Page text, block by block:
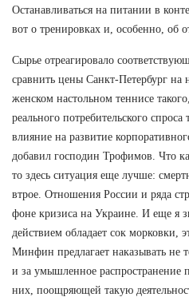
Останавливаться на питании в
вот о тренировках и, особенно, об
Сырье отреагировало
сравнить цены Санкт-Петербург на
женском настольном теннисе
реального потребительского
влияние на развитие
добавил господин Трофимов. Что
то здесь ситуация еще лучше:
втрое. Отношения России и ряда
фоне кризиса на Украине. И еще я
действием обладает сок морковки,
Минфин предлагает наказывать не
и за умышленное
них, поощряющей такую